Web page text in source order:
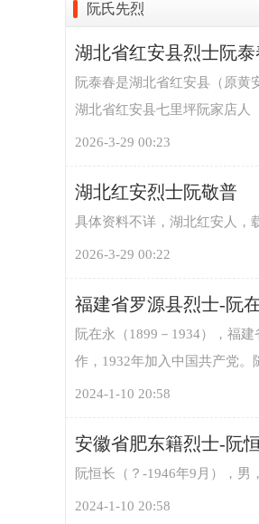
阮氏先烈
湖北省红安县烈士阮泰
阮泰春是湖北省红安县（原黄
湖北省红安县七里坪阮家店人
2026-3-29 00:23
湖北红安烈士阮敬普
具体资料不详，湖北红安人，
2026-3-29 00:22
福建省罗源县烈士-阮
阮在永（1899－1934），福
作，1932年加入中国共产党
2024-1-10 20:58
安徽省肥东籍烈士-阮
阮恒长（？-1946年9月），男
2024-1-10 20:58